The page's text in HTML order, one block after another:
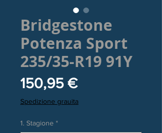
Bridgestone
Potenza Sport
235/35-R19 91Y
150,95 €Prezzo
Spedizione grauita
1. Stagione *